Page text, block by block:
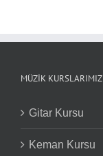
MÜZIK KURSLARIMIZ
Gitar Kursu
Keman Kursu